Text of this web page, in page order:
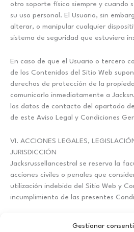
Gestionar
otro soporte físico siempre y cuando
su uso personal. El Usuario, sin
alterar, o manipular cualquier
sistema de seguridad que estuviera
En caso de que el Usuario o tercero
de los Contenidos del Sitio Web
derechos de protección de la
comunicarlo inmediatamente a
los datos de contacto del apartado de
de este Aviso Legal y Condiciones
VI. ACCIONES LEGALES,
JURISDICCIÓN
Jacksrussellancestral se reserva la
acciones civiles o penales que
utilización indebida del Sitio Web y
incumplimiento de las presentes
La relación entre el Usuario y